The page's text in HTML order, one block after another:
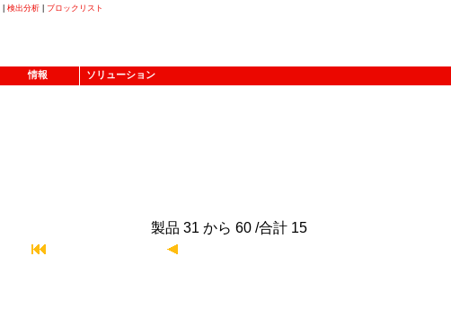
検出分析 ブロックリスト
情報 ソリューション
製品 31 から 60 /合計 15